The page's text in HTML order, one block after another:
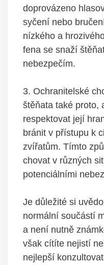
doprovázeno
syčení nebo
nízkého a
‍fena se snaží
nebezpečím.
3. Ochranitelské
štěňata ‍také proto,
respektovat její
bránit‍ v⁣ přístupu k
zvířatům. Tímto
chovat v různých
potenciálními
Je⁣ důležité si
normální součástí
a‌ není nutně
však cítíte nejistí
nejlepší